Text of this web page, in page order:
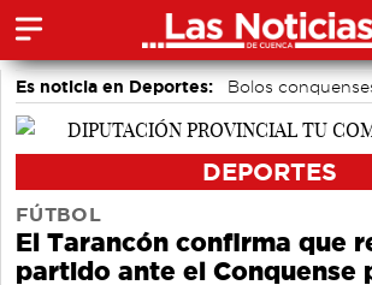
Es noticia en Deportes: Bolos
Motor
DEPORTES
FÚTBOL
El Tarancón confirma que
partido ante el Conquense